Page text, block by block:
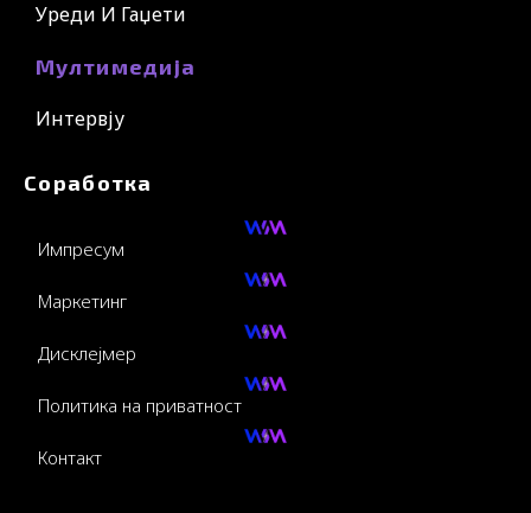
Уреди И Гаџети
Мултимедија
Интервју
Соработка
Импресум
Маркетинг
Дисклејмер
Политика на приватност
Контакт